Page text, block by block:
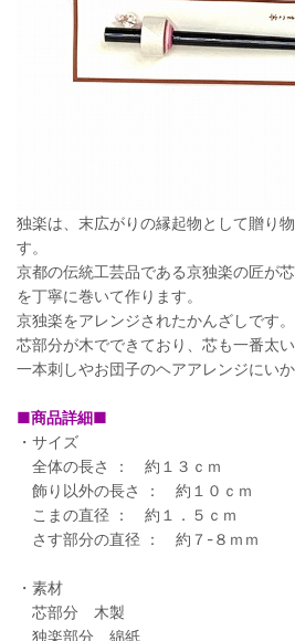
独楽は、末広がりの縁起物として贈り
す。
京都の伝統工芸品である京独楽の匠が
を丁寧に巻いて作ります。
京独楽をアレンジされたかんざしです。
芯部分が木でできており、芯も一番太
一本刺しやお団子のヘアアレンジにい
■商品詳細■
・サイズ
全体の長さ ： 約１３ｃｍ
飾り以外の長さ ： 約１０ｃｍ
こまの直径 ： 約１．５ｃｍ
さす部分の直径 ： 約７-８ｍｍ
・素材
芯部分 木製
独楽部分 綿紙